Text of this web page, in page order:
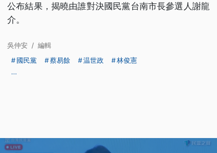
公布結果，揭曉由誰對決國民黨台南市長參選人謝龍
介。
吳仲安 / 編輯
國民黨
蔡易餘 温世政
林俊憲
...